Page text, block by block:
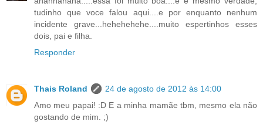
tudinho que voce falou aqui....e por enquanto nenhum
incidente grave...hehehehehe....muito espertinhos esses
dois, pai e filha.
Responder
Thais Roland
24 de agosto de 2012 às 14:00
Amo meu papai! :D E a minha mamãe tbm, mesmo ela não
gostando de mim. ;)